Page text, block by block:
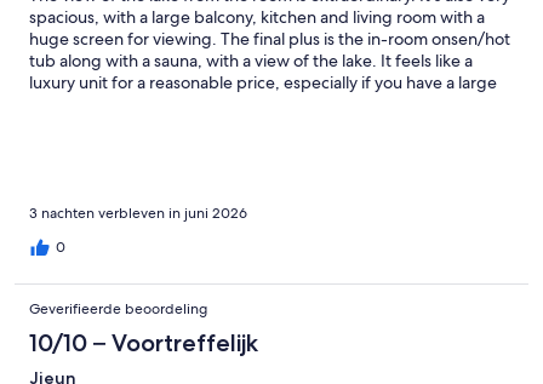
spacious, with a large balcony, kitchen and living room with a
huge screen for viewing. The final plus is the in-room onsen/hot
tub along with a sauna, with a view of the lake. It feels like a
luxury unit for a reasonable price, especially if you have a large
3 nachten verbleven in juni 2026
0
Geverifieerde beoordeling
10/10 – Voortreffelijk
Jieun